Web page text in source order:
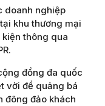
doanh nghiệp
khu thương mại
thông qua
đồng đa quốc
vời để quảng bá
đông đảo khách